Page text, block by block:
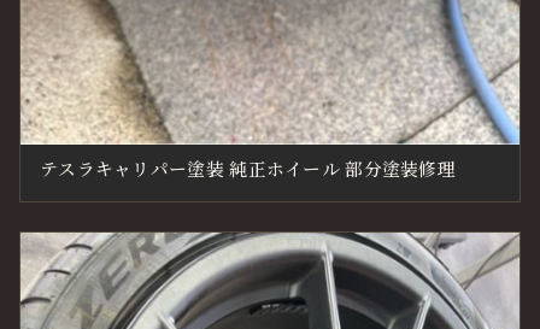
テスラキャリパー塗装 純正ホイール 部分塗装修理